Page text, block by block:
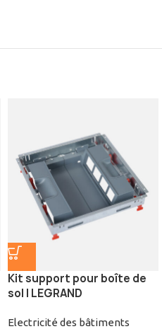
Kit support pour boîte de
sol | LEGRAND
Electricité des bâtiments